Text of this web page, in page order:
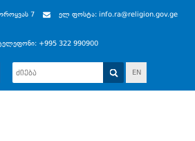
7 ელ ფოსტა: info.ra@religion.gov.ge
+995 322 990900
EN